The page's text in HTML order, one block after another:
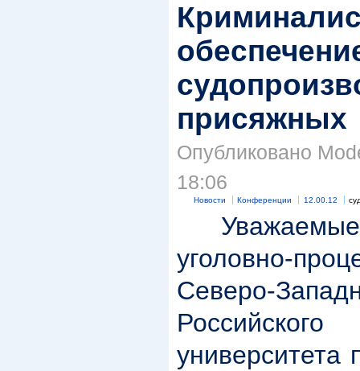
присяжных
Опубликовано
18:06
Новости Конференции 12.00.12
уголовно-
Северо-
университета